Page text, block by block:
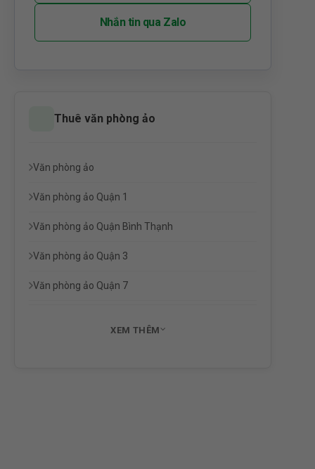
Nhắn tin qua Zalo
Thuê văn phòng ảo
Văn phòng ảo
Văn phòng ảo Quận 1
Văn phòng ảo Quận Bình Thạnh
Văn phòng ảo Quận 3
Văn phòng ảo Quận 7
XEM THÊM